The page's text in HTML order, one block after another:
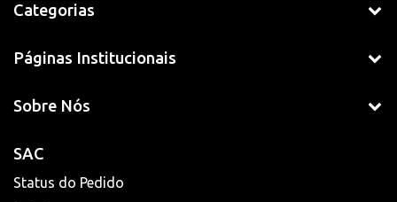
Categorias
Páginas Institucionais
Sobre Nós
SAC
Status do Pedido